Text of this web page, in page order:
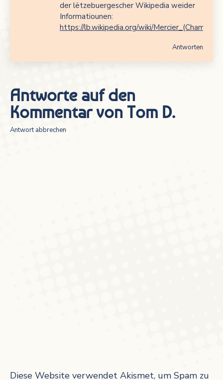
der lëtzebuergescher Wikipedia weider
Informatiounen:
https://lb.wikipedia.org/wiki/
Antworten
Antworte auf den
Kommentar von Tom D.
Antwort abbrechen
Diese Website verwendet Akismet, um Spam zu